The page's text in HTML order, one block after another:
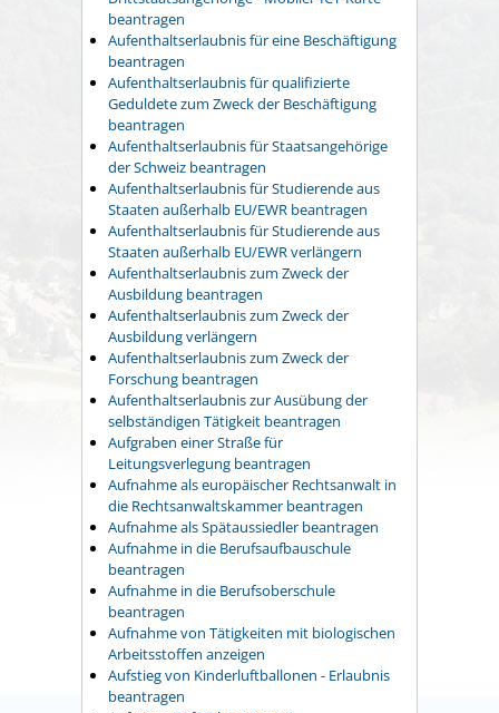
beantragen
Aufenthaltserlaubnis für eine Beschäftigung
beantragen
Aufenthaltserlaubnis für qualifizierte
Geduldete zum Zweck der Beschäftigung
beantragen
Aufenthaltserlaubnis für Staatsangehörige
der Schweiz beantragen
Aufenthaltserlaubnis für Studierende aus
Staaten außerhalb EU/EWR beantragen
Aufenthaltserlaubnis für Studierende aus
Staaten außerhalb EU/EWR verlängern
Aufenthaltserlaubnis zum Zweck der
Ausbildung beantragen
Aufenthaltserlaubnis zum Zweck der
Ausbildung verlängern
Aufenthaltserlaubnis zum Zweck der
Forschung beantragen
Aufenthaltserlaubnis zur Ausübung der
selbständigen Tätigkeit beantragen
Aufgraben einer Straße für
Leitungsverlegung beantragen
Aufnahme als europäischer Rechtsanwalt in
die Rechtsanwaltskammer beantragen
Aufnahme als Spätaussiedler beantragen
Aufnahme in die Berufsaufbauschule
beantragen
Aufnahme in die Berufsoberschule
beantragen
Aufnahme von Tätigkeiten mit biologischen
Arbeitsstoffen anzeigen
Aufstieg von Kinderluftballonen - Erlaubnis
beantragen